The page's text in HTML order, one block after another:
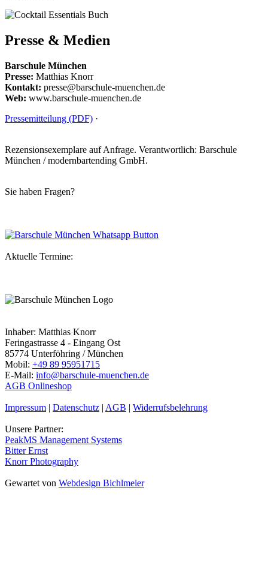
Presse & Medien
Barschule München
Presse: Matthias Knorr
Kontakt: presse@barschule-muenchen.de
Web: www.barschule-muenchen.de
Pressemitteilung (PDF) ·
Rezensionsexemplare auf Anfrage. Verantwortlich: Barschule
München / modernbartending GmbH.
Sie haben Fragen?
Aktuelle Termine:
Inhaber: Matthias Knorr
Feringastrasse 4 - Eingang Ost
85774 Unterföhring / München
Mobil: +49 89 95951715
E-Mail: info@barschule-muenchen.de
AGB Onlineshop
Impressum | Datenschutz | AGB | Widerrufsbelehrung
Unsere Partner:
PeakMS Management Systems
Bitter Ernst
Knorr Photography
Gewartet von Webdesign Bichlmeier